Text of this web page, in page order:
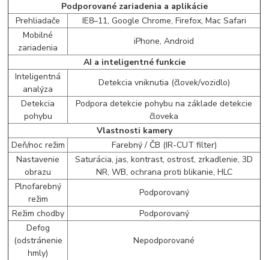
Podporované zariadenia a aplikácie
Prehliadače
IE8–11, Google Chrome, Firefox, Mac Safari
Mobilné
zariadenia
iPhone, Android
AI a inteligentné funkcie
Inteligentná
analýza
Detekcia vniknutia (človek/vozidlo)
Detekcia
pohybu
Podpora detekcie pohybu na základe detekcie
človeka
Vlastnosti kamery
Deň/noc režim
Farebný / ČB (IR-CUT filter)
Nastavenie
obrazu
Saturácia, jas, kontrast, ostrosť, zrkadlenie, 3D
NR, WB, ochrana proti blikanie, HLC
Plnofarebný
režim
Podporovaný
Režim chodby
Podporovaný
Defog
(odstránenie
hmly)
Nepodporované